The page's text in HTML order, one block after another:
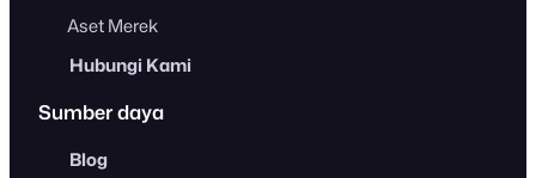
Aset Merek
Hubungi Kami
Sumber daya
Blog